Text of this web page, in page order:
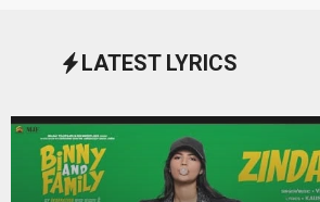
LATEST LYRICS